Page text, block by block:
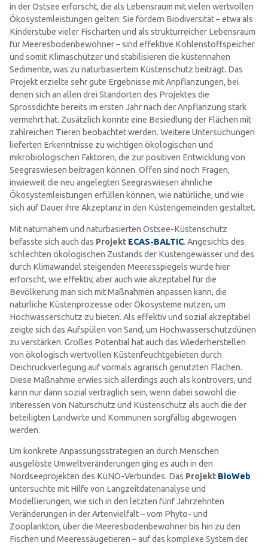
in der Ostsee erforscht, die als Lebensraum mit vielen wertvollen
Ökosystemleistungen gelten: Sie fördern Biodiversität – etwa als
Kinderstube vieler Fischarten und als strukturreicher Lebensraum
für Meeresbodenbewohner – sind effektive Kohlenstoffspeicher
und somit Klimaschützer und stabilisieren die küstennahen
Sedimente, was zu naturbasiertem Küstenschutz beiträgt. Das
Projekt erzielte sehr gute Ergebnisse mit Anpflanzungen, bei
denen sich an allen drei Standorten des Projektes die
Sprossdichte bereits im ersten Jahr nach der Anpflanzung stark
vermehrt hat. Zusätzlich konnte eine Besiedlung der Flächen mit
zahlreichen Tieren beobachtet werden. Weitere Untersuchungen
lieferten Erkenntnisse zu wichtigen ökologischen und
mikrobiologischen Faktoren, die zur positiven Entwicklung von
Seegraswiesen beitragen können. Offen sind noch Fragen,
inwieweit die neu angelegten Seegraswiesen ähnliche
Ökosystemleistungen erfüllen können, wie natürliche, und wie
sich auf Dauer ihre Akzeptanz in den Küstengemeinden gestaltet.
Mit naturnahem und naturbasierten Ostsee-Küstenschutz
befasste sich auch das Projekt ECAS-BALTIC. Angesichts des
schlechten ökologischen Zustands der Küstengewässer und des
durch Klimawandel steigenden Meeresspiegels wurde hier
erforscht, wie effektiv, aber auch wie akzeptabel für die
Bevölkerung man sich mit Maßnahmen anpassen kann, die
natürliche Küstenprozesse oder Ökosysteme nutzen, um
Hochwasserschutz zu bieten. Als effektiv und sozial akzeptabel
zeigte sich das Aufspülen von Sand, um Hochwasserschutzdünen
zu verstärken. Großes Potential hat auch das Wiederherstellen
von ökologisch wertvollen Küstenfeuchtgebieten durch
Deichrückverlegung auf vormals agrarisch genutzten Flächen.
Diese Maßnahme erwies sich allerdings auch als kontrovers, und
kann nur dann sozial verträglich sein, wenn dabei sowohl die
Interessen von Naturschutz und Küstenschutz als auch die der
beteiligten Landwirte und Kommunen sorgfältig abgewogen
werden.
Um konkrete Anpassungsstrategien an durch Menschen
ausgelöste Umweltveränderungen ging es auch in den
Nordseeprojekten des KüNO-Verbundes. Das Projekt BioWeb
untersuchte mit Hilfe von Langzeitdatenanalyse und
Modellierungen, wie sich in den letzten fünf Jahrzehnten
Veränderungen in der Artenvielfalt – vom Phyto- und
Zooplankton, über die Meeresbodenbewohner bis hin zu den
Fischen und Meeressäugetieren – auf das komplexe System der